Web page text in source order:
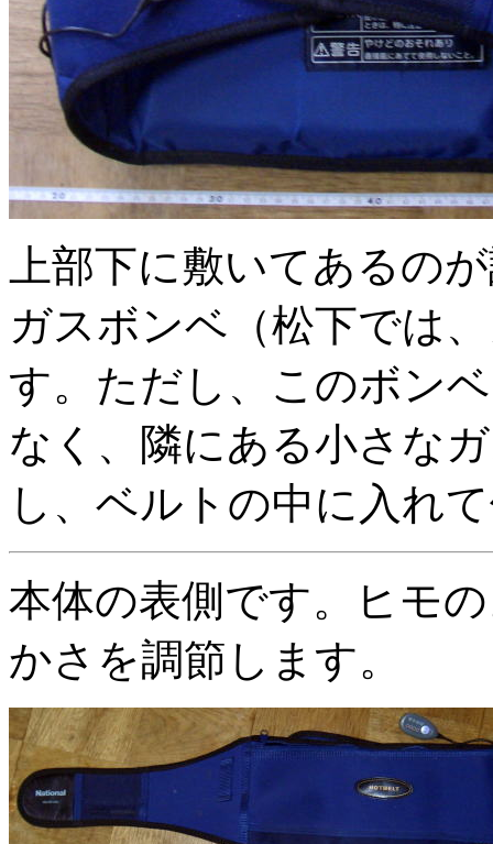
上部下に敷いてあるの
ガスボンベ（松下では
す。ただし、このボン
なく、隣にある小さな
し、ベルトの中に入れ
本体の表側です。ヒモ
かさを調節します。